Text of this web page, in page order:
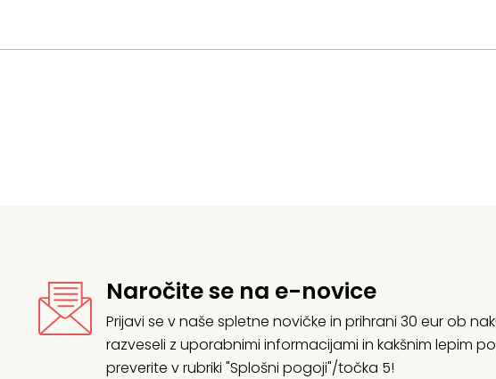
Naročite se na e-novice
Prijavi se v naše spletne novičke in prihrani 30 eur ob
razveseli z uporabnimi informacijami in kakšnim lepim
preverite v rubriki "Splošni pogoji"/točka 5!